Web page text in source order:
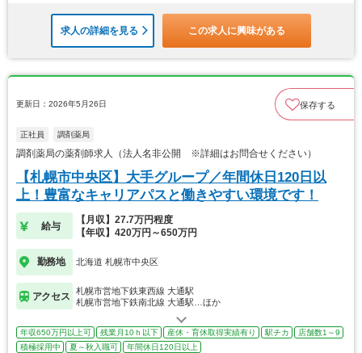
求人の詳細を見る この求人に興味がある
更新日：2026年5月26日 保存する
正社員 調剤薬局
調剤薬局の薬剤師求人（法人名非公開 ※詳細はお問合せください）
【札幌市中央区】大手グループ／年間休日120日以
上！豊富なキャリアパスと働きやすい環境です！
給与
【月収】27.7万円程度
【年収】420万円～650万円
勤務地 北海道 札幌市中央区
アクセス
札幌市営地下鉄東西線 大通駅
札幌市営地下鉄南北線 大通駅…ほか
年収650万円以上可 残業月10ｈ以下 産休・育休取得実績有り 駅チカ
店舗数1～9
積極採用中
夏～秋入職可 年間休日120日以上